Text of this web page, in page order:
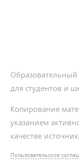
Образовательный
для студентов и
Копирование
указанием
качестве
Пользовательское